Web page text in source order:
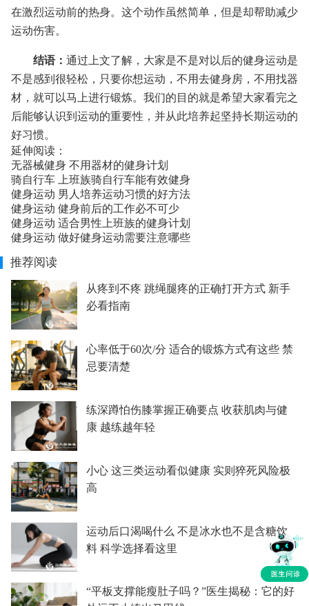
在激烈运动前的热身。这个动作虽然简单，但是却帮助减少
运动伤害。
结语： 通过上文了解，大家是不是对以后的健身运动是
不是感到很轻松，只要你想运动，不用去健身房，不用找器
材，就可以马上进行锻炼。我们的目的就是希望大家看完之
后能够认识到运动的重要性，并从此培养起坚持长期运动的
好习惯。
延伸阅读：
无器械健身 不用器材的健身计划
骑自行车 上班族骑自行车能有效健身
健身运动 男人培养运动习惯的好方法
健身运动 健身前后的工作必不可少
健身运动 适合男性上班族的健身计划
健身运动 做好健身运动需要注意哪些
推荐阅读
从疼到不疼 跳绳腿疼的正确打开方式 新手
必看指南
心率低于60次/分 适合的锻炼方式有这些 禁
忌要清楚
练深蹲怕伤膝掌握正确要点 收获肌肉与健
康 越练越年轻
小心 这三类运动看似健康 实则猝死风险极
高
运动后口渴喝什么 不是冰水也不是含糖饮
料 科学选择看这里
“平板支撑能瘦肚子吗？”医生揭秘：它的好